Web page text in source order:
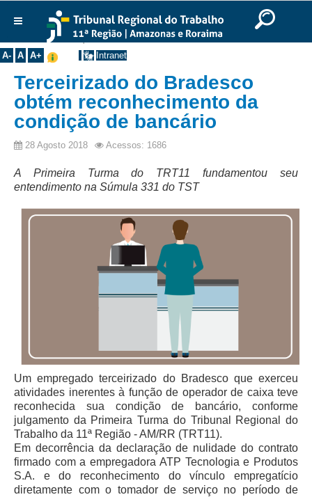
Ir para o rodapé
English
Português Español
A- A A+ Intranet
Institucional
Histórico
Presidência
Corregedoria
Composição
Seções Especializadas
Turmas
Varas do Trabalho
Juízes Manaus
Juízes Roraima
Juízes Interior
Comitê Gestor Regional do PJe
Comitê Gestor Regional do e-Gestão e de Tabelas
Processuais Unificadas
Comitê do Datajud
Comissão Regional de Pesquisa Judiciária e Ciência de
Dados
Você está aqui:Início >> Notícias >> Todas as Notícias
Terceirizado do Bradesco
obtém reconhecimento da
condição de bancário
28 Agosto 2018 Acessos: 1686
A Primeira Turma do TRT11 fundamentou seu
entendimento na Súmula 331 do TST
Um empregado terceirizado do Bradesco que exerceu
atividades inerentes à função de operador de caixa teve
reconhecida sua condição de bancário, conforme
julgamento da Primeira Turma do Tribunal Regional do
Trabalho da 11ª Região - AM/RR (TRT11).
Em decorrência da declaração de nulidade do contrato
firmado com a empregadora ATP Tecnologia e Produtos
S.A. e do reconhecimento do vínculo empregatício
diretamente com o tomador de serviço no período de